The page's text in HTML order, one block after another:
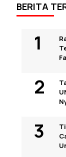
BERITA